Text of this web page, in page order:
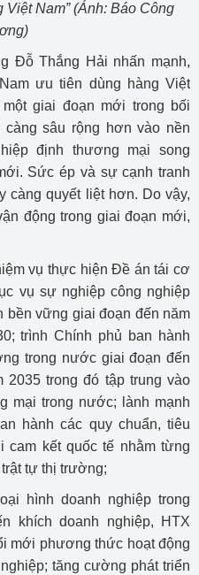
Nam” (Ảnh: Báo Công
Đỗ Thắng Hải nhấn mạnh,
ưu tiên dùng hàng Việt
giai đoạn mới trong bối
sâu rộng hơn vào nền
định thương mại song
Sức ép và sự cạnh tranh
càng quyết liệt hơn. Do vậy,
động trong giai đoạn mới,
vụ thực hiện Đề án tái cơ
vụ sự nghiệp công nghiệp
bền vững giai đoạn đến năm
trình Chính phủ ban hành
trong nước giai đoạn đến
2035 trong đó tập trung vào
mại trong nước; lành mạnh
hành các quy chuẩn, tiêu
cam kết quốc tế nhằm từng
tự thị trường;
hình doanh nghiệp trong
khích doanh nghiệp, HTX
mới phương thức hoạt động
tăng cường phát triển